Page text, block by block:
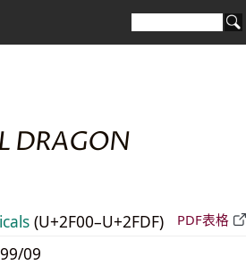
DRAGON
(U+2F00–U+2FDF) PDF表格
09